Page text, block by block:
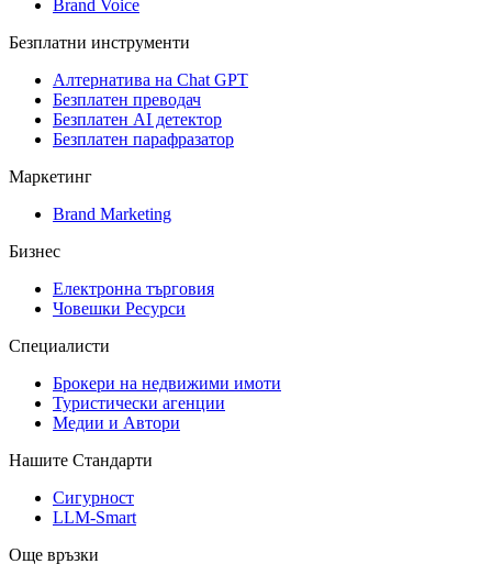
Brand Voice
Безплатни инструменти
Алтернатива на Chat GPT
Безплатен преводач
Безплатен AI детектор
Безплатен парафразатор
Маркетинг
Brand Marketing
Бизнес
Електронна търговия
Човешки Ресурси
Специалисти
Брокери на недвижими имоти
Туристически агенции
Медии и Автори
Нашите Стандарти
Сигурност
LLM-Smart
Още връзки